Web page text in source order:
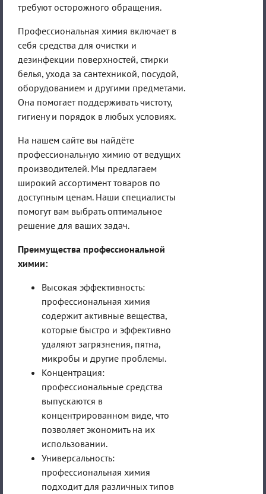
требуют осторожного обращения.
Профессиональная химия включает в
себя средства для очистки и
дезинфекции поверхностей, стирки
белья, ухода за сантехникой, посудой,
оборудованием и другими предметами.
Она помогает поддерживать чистоту,
гигиену и порядок в любых условиях.
На нашем сайте вы найдёте
профессиональную химию от ведущих
производителей. Мы предлагаем
широкий ассортимент товаров по
доступным ценам. Наши специалисты
помогут вам выбрать оптимальное
решение для ваших задач.
Преимущества профессиональной
химии:
Высокая эффективность:
профессиональная химия
содержит активные вещества,
которые быстро и эффективно
удаляют загрязнения, пятна,
микробы и другие проблемы.
Концентрация:
профессиональные средства
выпускаются в
концентрированном виде, что
позволяет экономить на их
использовании.
Универсальность:
профессиональная химия
подходит для различных типов